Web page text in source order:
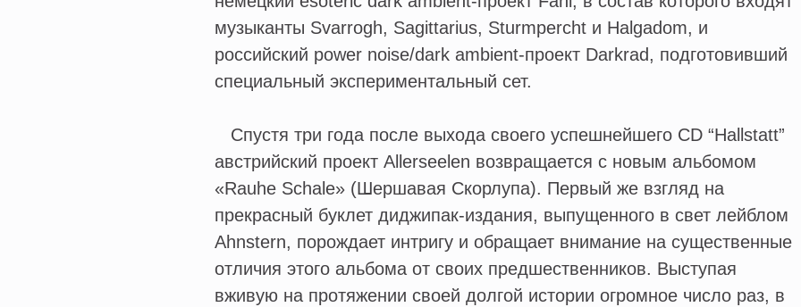
музыканты Svarrogh, Sagittarius, Sturmpercht и Halgadom, и
российский power noise/dark ambient-проект Darkrad, подготовивший
специальный экспериментальный сет.
Спустя три года после выхода своего успешнейшего CD “Hallstatt”
австрийский проект Allerseelen возвращается с новым альбомом
«Rauhe Schale» (Шершавая Скорлупа). Первый же взгляд на
прекрасный буклет диджипак-издания, выпущенного в свет лейблом
Ahnstern, порождает интригу и обращает внимание на существенные
отличия этого альбома от своих предшественников. Выступая
вживую на протяжении своей долгой истории огромное число раз, в